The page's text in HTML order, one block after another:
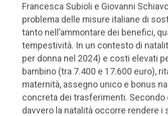
Francesca Subioli e Giovanni
problema delle misure italiane di
tanto nell’ammontare dei benefici,
tempestività. In un contesto di
per donna nel 2024) e costi elevati
bambino (tra 7.400 e 17.600 euro),
maternità, assegno unico e bonus
concreta dei trasferimenti. Secondo
davvero la natalità occorre rendere i